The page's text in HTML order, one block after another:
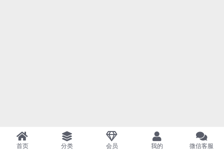
首页 分类 会员 我的 微信客服